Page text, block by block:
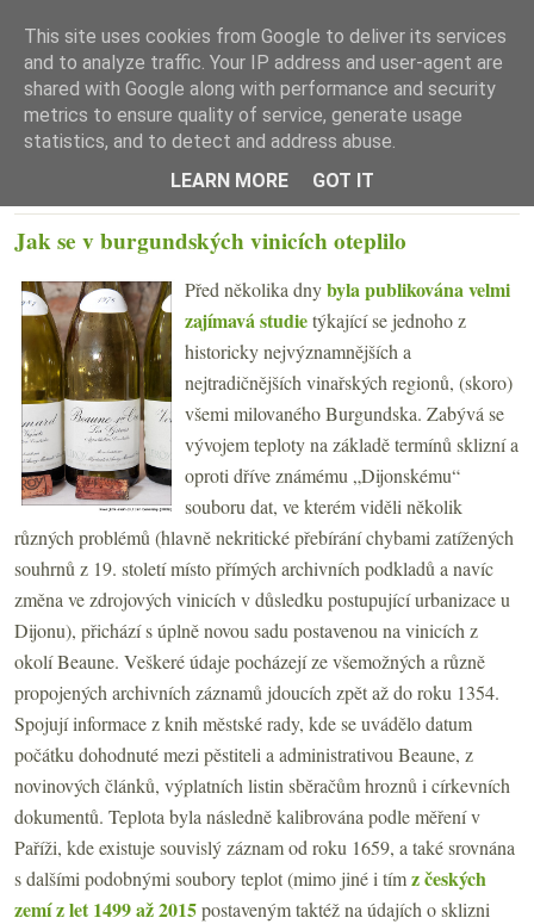
☰ Menu
Jak se v burgundských vinicích oteplilo
Před několika dnybyla publikována velmi
zajímavá studietýkající se jednoho z
historicky nejvýznamnějších a
nejtradičnějších vinařských regionů, (skoro)
všemi milovaného Burgundska. Zabývá se
vývojem teploty na základě termínů sklizní a
oproti dříve známému „Dijonskému“
souboru dat, ve kterém viděli několik
různých problémů (hlavně nekritické přebírání chybami zatížených
souhrnů z 19. století místo přímých archivních podkladů a navíc
změna ve zdrojových vinicích v důsledku postupující urbanizace u
Dijonu), přichází s úplně novou sadu postavenou na vinicích z
okolí Beaune. Veškeré údaje pocházejí ze všemožných a různě
propojených archivních záznamů jdoucích zpět až do roku 1354.
Spojují informace z knih městské rady, kde se uvádělo datum
počátku dohodnuté mezi pěstiteli a administrativou Beaune, z
novinových článků, výplatních listin sběračům hroznů i církevních
dokumentů. Teplota byla následně kalibrována podle měření v
Paříži, kde existuje souvislý záznam od roku 1659, a také srovnána
s dalšími podobnými soubory teplot (mimo jiné i tímz českých
zemí z let 1499 až 2015postaveným taktéž na údajích o sklizni
This site uses cookies from Google to deliver its services
and to analyze traffic. Your IP address and user-agent are
shared with Google along with performance and security
metrics to ensure quality of service, generate usage
statistics, and to detect and address abuse.
LEARN MORE
GOT IT